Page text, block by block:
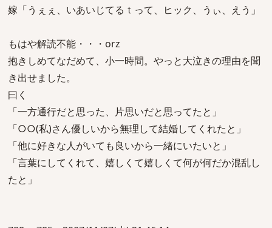
嫁「うぇぇ、いあいじてるｔって、ヒック、うぃ、えう」
もはや解読不能・・・orz
抱きしめてなだめて、小一時間。やっと大泣きの理由を聞
き出せました。
曰く
「一方通行だと思った、片思いだと思ってたと」
「○○(私)さん優しいから無理して結婚してくれたと」
「他に好きな人がいても良いから一緒にいたいと」
「言葉にしてくれて、嬉しくて嬉しくて何が何だか混乱し
たと」